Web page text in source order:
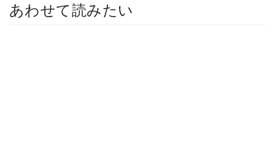
あわせて読みたい